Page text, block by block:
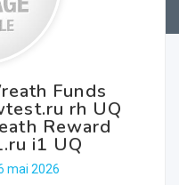
Funds
rh UQ
Reward
i1 UQ
mai 2026